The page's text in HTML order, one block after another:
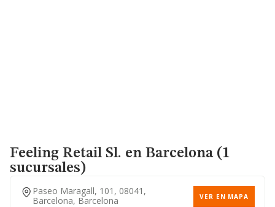
Feeling Retail Sl. en Barcelona (1
sucursales)
Paseo Maragall, 101, 08041,
Barcelona, Barcelona
VER EN MAPA